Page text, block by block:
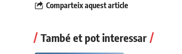
Comparteix aquest article
També et pot interessar